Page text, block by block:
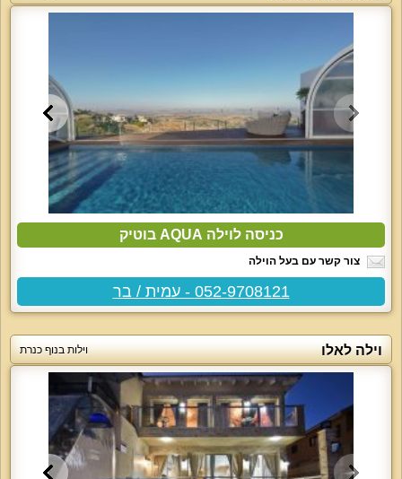
כניסה לוילה AQUA בוטיק
צור קשר עם בעל הוילה
052-9708121 - עמית / בר
וילה לאלו וילות בנוף כנרת